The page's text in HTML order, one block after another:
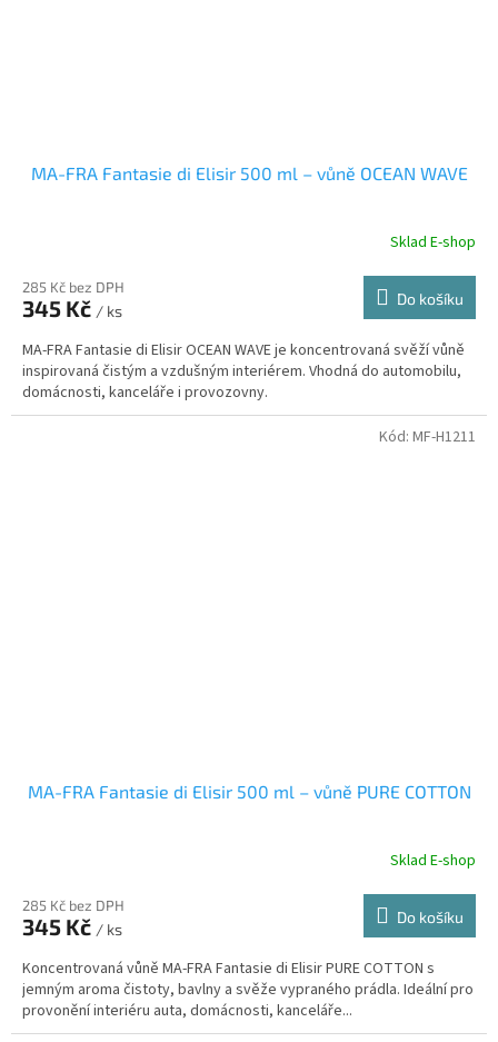
MA-FRA Fantasie di Elisir 500 ml – vůně OCEAN WAVE
Sklad E-shop
285 Kč bez DPH
345 Kč / ks
Do košíku
MA-FRA Fantasie di Elisir OCEAN WAVE je koncentrovaná svěží vůně
inspirovaná čistým a vzdušným interiérem. Vhodná do automobilu,
domácnosti, kanceláře i provozovny.
MA-FRA Fantasie di Elisir 500 ml – vůně PURE COTTON
Sklad E-shop
285 Kč bez DPH
345 Kč / ks
Do košíku
Koncentrovaná vůně MA-FRA Fantasie di Elisir PURE COTTON s
jemným aroma čistoty, bavlny a svěže vypraného prádla. Ideální pro
provonění interiéru auta, domácnosti, kanceláře...
Kód: MF-H1211